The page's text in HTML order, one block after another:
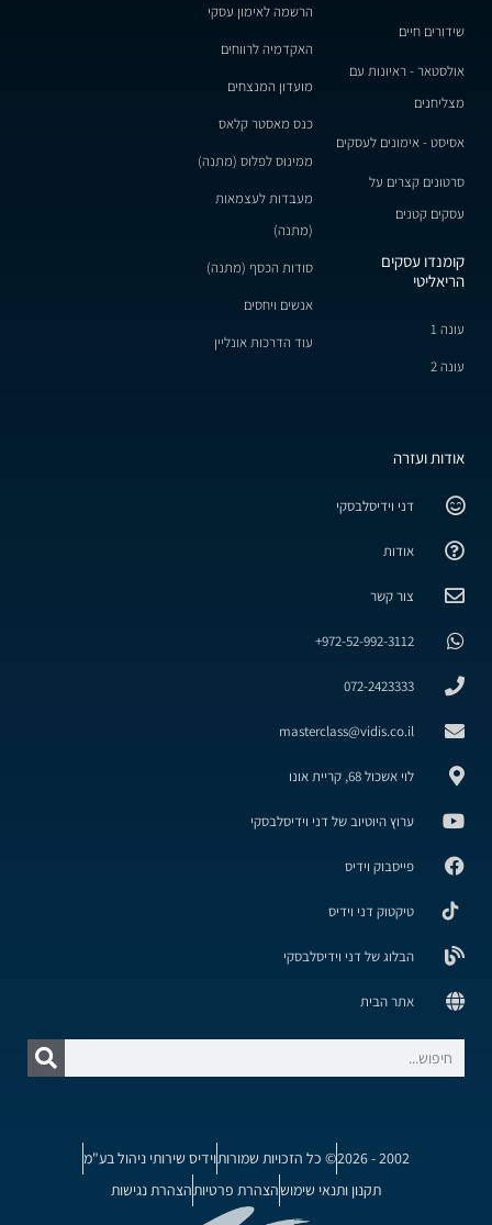
שידורים חיים
אולסטאר - ראיונות עם
מצליחנים
אסיסט - אימונים לעסקים
סרטונים קצרים על
עסקים קטנים
קומנדו עסקים
הריאליטי
עונה 1
עונה 2
הרשמה לאימון עסקי
האקדמיה לרווחים
מועדון המנצחים
כנס מאסטר קלאס
ממינוס לפלוס (מתנה)
מעבדות לעצמאות
(מתנה)
סודות הכסף (מתנה)
אנשים ויחסים
עוד הדרכות אונליין
אודות ועזרה
דני וידיסלבסקי
אודות
צור קשר
972-52-992-3112+
072-2423333
masterclass@vidis.co.il
לוי אשכול 68, קריית אונו
ערוץ היוטיוב של דני וידיסלבסקי
פייסבוק וידיס
טיקטוק דני וידיס
הבלוג של דני וידיסלבסקי
אתר הבית
2002 - 2026 © כל הזכויות שמורותוידיס שירותי ניהול בע"מ
תקנון ותנאי שימושהצהרת פרטיותהצהרת נגישות